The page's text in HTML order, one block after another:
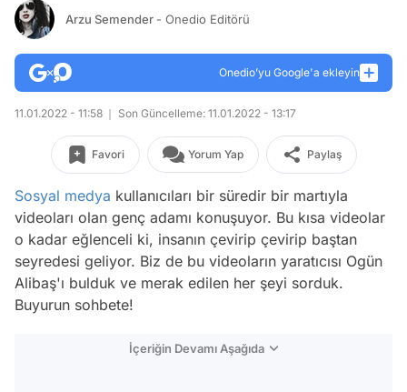
Arzu Semender - Onedio Editörü
Onedio’yu Google'a ekleyin
11.01.2022 - 11:58 Son Güncelleme: 11.01.2022 - 13:17
Favori Yorum Yap Paylaş
Sosyal medya kullanıcıları bir süredir bir martıyla
videoları olan genç adamı konuşuyor. Bu kısa videolar
o kadar eğlenceli ki, insanın çevirip çevirip baştan
seyredesi geliyor. Biz de bu videoların yaratıcısı Ogün
Alibaş'ı bulduk ve merak edilen her şeyi sorduk.
Buyurun sohbete!
İçeriğin Devamı Aşağıda